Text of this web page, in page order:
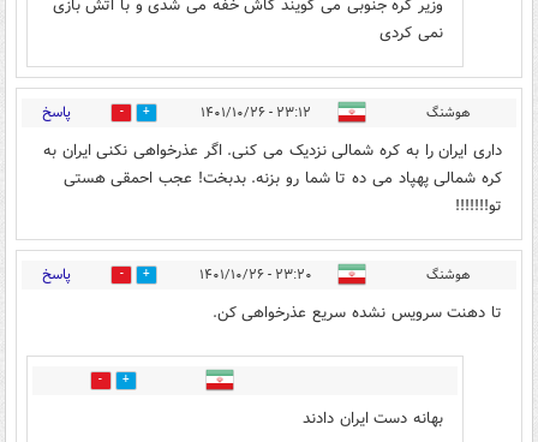
وزیر کره جنوبی می گویند کاش خفه می شدی و با اتش بازی
نمی کردی
هوشنگ ۲۳:۱۲ - ۱۴۰۱/۱۰/۲۶ 4 پاسخ
داری ایران را به کره شمالی نزدیک می کنی. اگر عذرخواهی نکنی ایران به
کره شمالی پهپاد می ده تا شما رو بزنه. بدبخت! عجب احمقی هستی
تو!!!!!!!
هوشنگ ۲۳:۲۰ - ۱۴۰۱/۱۰/۲۶ 4 پاسخ
تا دهنت سرویس نشده سریع عذرخواهی کن.
0
بهانه دست ایران دادند